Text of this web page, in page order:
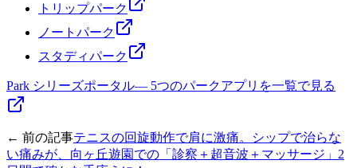
トリップパーク
ノートパーク
スタディパーク
Park シリーズポータル— 5つのパークアプリを一覧で見る
← 前の記事テニスの回旋動作で肩に激痛。シップで治らな
い痛みが、向ヶ丘遊園での「診察＋超音波＋マッサージ」2